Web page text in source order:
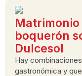
boquerón
Dulcesol
Hay
gastronómica y